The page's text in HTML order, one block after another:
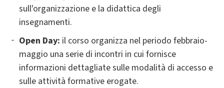
sull'organizzazione e la didattica degli
insegnamenti.
Open Day: il corso organizza nel periodo febbraio-
maggio una serie di incontri in cui fornisce
informazioni dettagliate sulle modalità di accesso e
sulle attività formative erogate.